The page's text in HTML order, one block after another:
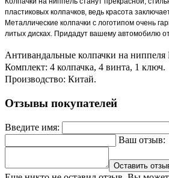
пластиковых колпачков, ведь красота
Металлические колпачки с логотипом очень
литых дисках. Придадут вашему автомобилю
Антивандальные колпачки на ниппеля
Комплект: 4 колпачка, 4 винта, 1 ключ.
Производство: Китай.
Отзывы покупателей
Введите имя:
Ваш отзыв:
Оставить